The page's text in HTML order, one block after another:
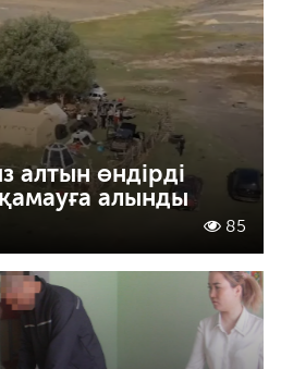
алтын өндірді
алынды
85